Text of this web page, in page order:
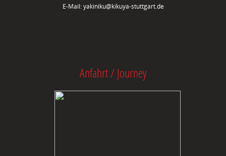
E-Mail:yakiniku@kikuya-stuttgart.de
Anfahrt / Journey